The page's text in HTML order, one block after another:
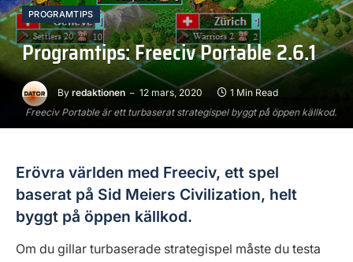
Freeciv Portable är ett turbaserat strategispel byggt på öppen källkod.
PROGRAMTIPS
Programtips: Freeciv Portable 2.6.1
By redaktionen 12 mars, 2020 1 Min Read
Erövra världen med Freeciv, ett spel
baserat på Sid Meiers Civilization, helt
byggt på öppen källkod.
Om du gillar turbaserade strategispel måste du testa